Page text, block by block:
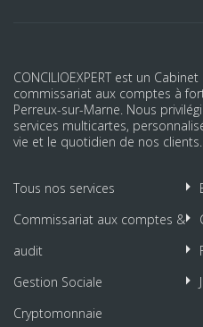
CONCILIOEXPERT est un
commissariat aux comptes à
Perreux-sur-Marne. Nous
services multicartes,
vie et le quotidien de nos clients.
Tous nos services
Commissariat aux comptes &
audit
Gestion Sociale
Cryptomonnaie